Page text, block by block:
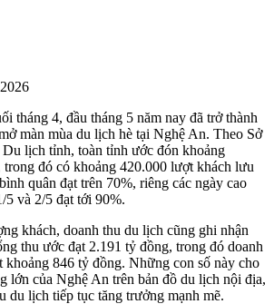
tháng 4, đầu tháng 5 năm nay đã trở thành
màn mùa du lịch hè tại Nghệ An. Theo Sở
lịch tỉnh, toàn tỉnh ước đón khoảng
đó có khoảng 420.000 lượt khách lưu
quân đạt trên 70%, riêng các ngày cao
5 và 2/5 đạt tới 90%.
khách, doanh thu du lịch cũng ghi nhận
thu ước đạt 2.191 tỷ đồng, trong đó doanh
khoảng 846 tỷ đồng. Những con số này cho
lớn của Nghệ An trên bản đồ du lịch nội địa,
du lịch tiếp tục tăng trưởng mạnh mẽ.